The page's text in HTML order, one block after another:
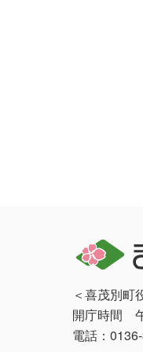
＜喜茂別町
開庁時間
電話：